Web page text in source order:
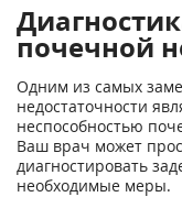
почечной
Одним из самых
недостаточности
неспособностью
Ваш врач может
диагностировать
необходимые меры.